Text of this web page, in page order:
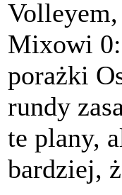
Mixowi
porażki
rundy
te plany,
bardziej,